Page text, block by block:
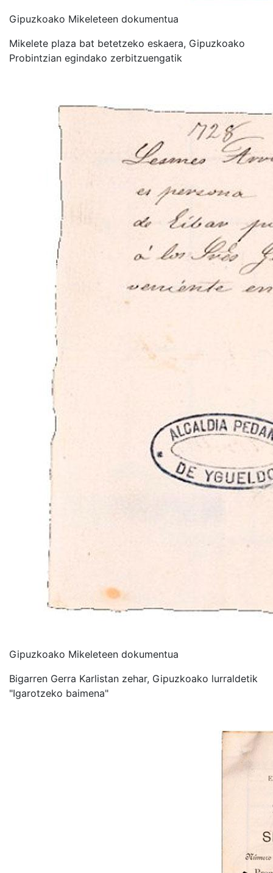
Gipuzkoako Mikeleteen dokumentua
Mikelete plaza bat betetzeko eskaera, Gipuzkoako
Probintzian egindako zerbitzuengatik
Gipuzkoako Mikeleteen dokumentua
Bigarren Gerra Karlistan zehar, Gipuzkoako lurraldetik
"Igarotzeko baimena"